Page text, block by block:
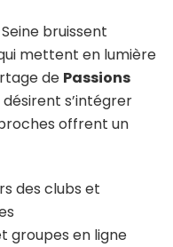
bruissent
mettent en lumière
de Passions
s’intégrer
offrent un
des clubs et
groupes en ligne